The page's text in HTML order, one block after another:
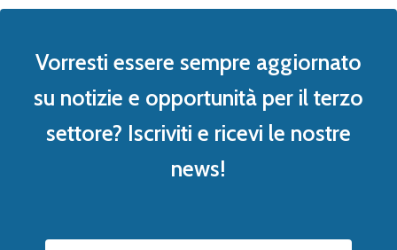
Vorresti essere sempre aggiornato
su notizie e opportunità per il terzo
settore? Iscriviti e ricevi le nostre
news!